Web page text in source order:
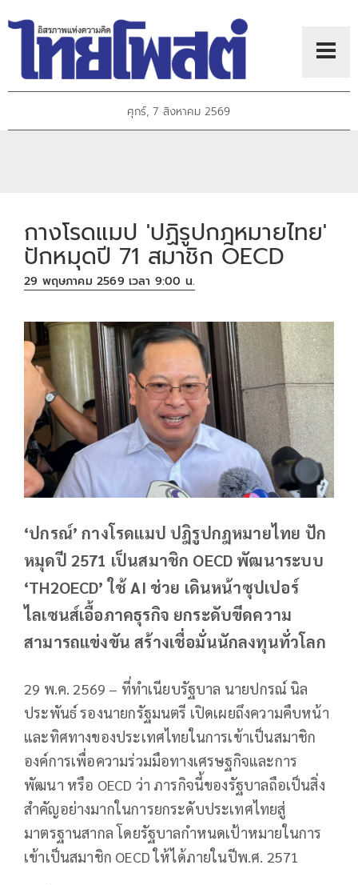
ศุกร์, 7 สิงหาคม 2569
กางโรดแมป 'ปฏิรูปกฎหมายไทย'
ปักหมุดปี 71 สมาชิก OECD
29 พฤษภาคม 2569 เวลา 9:00 น.
‘ปกรณ์’ กางโรดแมป ปฎิรูปกฎหมายไทย ปัก
หมุดปี 2571 เป็นสมาชิก OECD พัฒนาระบบ
‘TH2OECD’ ใช้ AI ช่วย เดินหน้าซุปเปอร์
ไลเซนส์เอื้อภาคธุรกิจ ยกระดับขีดความ
สามารถแข่งขัน สร้างเชื่อมั่นนักลงทุนทั่วโลก
29 พ.ค. 2569 – ที่ทำเนียบรัฐบาล นายปกรณ์ นิล
ประพันธ์ รองนายกรัฐมนตรี เปิดเผยถึงความคืบหน้า
และทิศทางของประเทศไทยในการเข้าเป็นสมาชิก
องค์การเพื่อความร่วมมือทางเศรษฐกิจและการ
พัฒนา หรือ OECD ว่า ภารกิจนี้ของรัฐบาลถือเป็นสิ่ง
สำคัญอย่างมากในการยกระดับประเทศไทยสู่
มาตรฐานสากล โดยรัฐบาลกำหนดเป้าหมายในการ
เข้าเป็นสมาชิก OECD ให้ได้ภายในปีพ.ศ. 2571